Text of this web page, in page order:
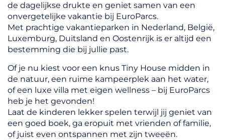
de dagelijkse drukte en geniet samen van een
onvergetelijke vakantie bij EuroParcs.
Met prachtige vakantieparken in Nederland, België,
Luxemburg, Duitsland en Oostenrijk is er altijd een
bestemming die bij jullie past.
Of je nu kiest voor een knus Tiny House midden in
de natuur, een ruime kampeerplek aan het water,
of een luxe villa met eigen wellness – bij EuroParcs
heb je het gevonden!
Laat de kinderen lekker spelen terwijl jij geniet van
een goed boek, ga eropuit met vrienden of familie,
of juist even ontspannen met zijn tweeën.